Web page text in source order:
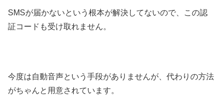
SMSが届かないという根本が解決してないので、この認
証コードも受け取れません。
今度は自動音声という手段がありませんが、代わりの方法
がちゃんと用意されています。